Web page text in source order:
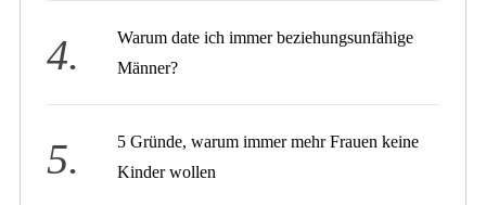
Warum date ich immer beziehungsunfähige
Männer?
5 Gründe, warum immer mehr Frauen keine
Kinder wollen